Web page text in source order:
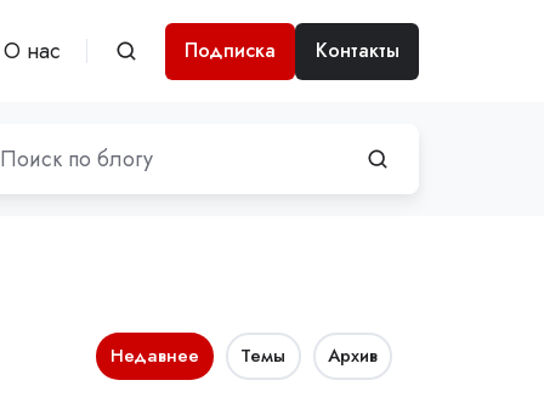
О нас Подписка Контакты
Недавнее Темы Архив